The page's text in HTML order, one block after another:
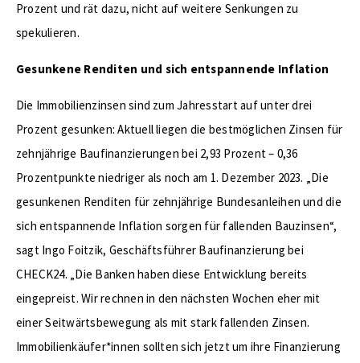
Prozent und rät dazu, nicht auf weitere Senkungen zu
spekulieren.
Gesunkene Renditen und sich entspannende Inflation
Die Immobilienzinsen sind zum Jahresstart auf unter drei
Prozent gesunken: Aktuell liegen die bestmöglichen Zinsen für
zehnjährige Baufinanzierungen bei 2,93 Prozent – 0,36
Prozentpunkte niedriger als noch am 1. Dezember 2023. „Die
gesunkenen Renditen für zehnjährige Bundesanleihen und die
sich entspannende Inflation sorgen für fallenden Bauzinsen“,
sagt Ingo Foitzik, Geschäftsführer Baufinanzierung bei
CHECK24. „Die Banken haben diese Entwicklung bereits
eingepreist. Wir rechnen in den nächsten Wochen eher mit
einer Seitwärtsbewegung als mit stark fallenden Zinsen.
Immobilienkäufer*innen sollten sich jetzt um ihre Finanzierung